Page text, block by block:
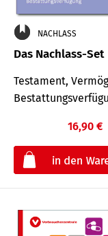
NACHLASS
Das Nachlass-Set
Testament,
16,90 €